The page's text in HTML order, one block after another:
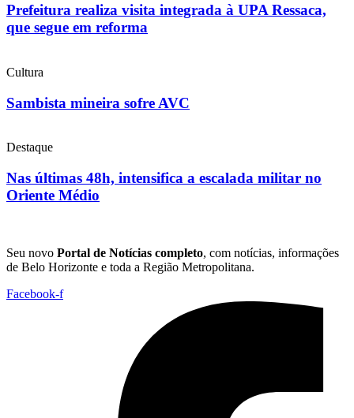
Prefeitura realiza visita integrada à UPA Ressaca,
que segue em reforma
Cultura
Sambista mineira sofre AVC
Destaque
Nas últimas 48h, intensifica a escalada militar no
Oriente Médio
Seu novo Portal de Notícias completo, com notícias, informações
de Belo Horizonte e toda a Região Metropolitana.
Facebook-f